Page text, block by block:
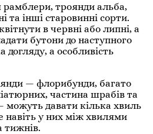
рамблери, троянди альба,
та інші старовинні сорти.
в червні або липні, а
бутони до наступного
а особливість
— флорибунди, багато
частина шрабів та
можуть давати кілька хвиль
навіть у них між хвилями
тижнів.